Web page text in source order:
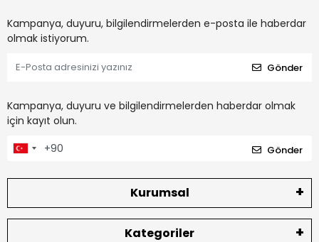
Kampanya, duyuru, bilgilendirmelerden e-posta ile haberdar
olmak istiyorum.
Gönder
Kampanya, duyuru ve bilgilendirmelerden haberdar olmak
için kayıt olun.
Gönder
Kurumsal
Kategoriler